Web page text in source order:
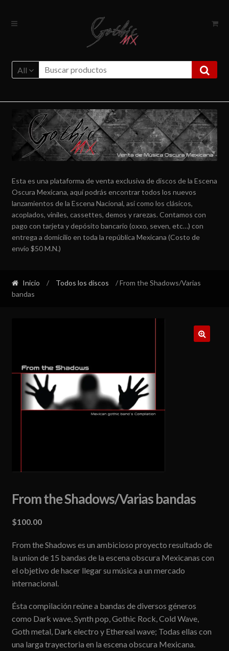
Ir
Ir
All
Esta es una plataforma de venta exclusiva de discos de la Escena
Oscura Mexicana, aquí podrás encontrar todos los nuevos
lanzamientos de la Escena Nacional, así como los clásicos,
acoplados, viniles, cassettes, demos y rarezas. Contamos con
pago con tarjeta y depósito bancario (oxxo, seven, etc…) con
entrega a domicilio en toda la república Mexicana (Costo de
envío $50 M.N.)
Inicio / Todos los discos
/ From the Shadows/Varias
bandas
From the Shadows/Varias bandas
$100.00
From the Shadows es un ambicioso proyecto resultado de
la union de 15 bandas de la escena obscura Mexicanas con
el objetivo de hacer llegar su música a un mercado
internacional.
Ésta compilación reúne a bandas de diversos géneros
como Dark wave, Synth pop, Gothic Rock, Cold Wave,
Goth metal, Dark electro y Ethereal wave; Todas ellas con
una larga trayectoria en la escena obscura Mexicana.